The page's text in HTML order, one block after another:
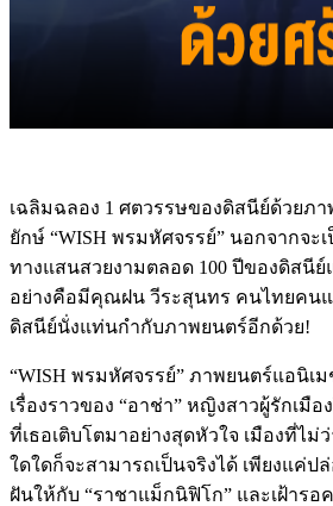
เฉลิมฉลอง 1 ศตวรรษของดิสนีย์ด้วยภ
ยักษ์ “WISH พรมหัศจรรย์” นอกจากจะ
ทางแสนสวยงามตลอด 100 ปีของดิสนีย์
อย่างคือมีคุณฝน วีระสุนทร คนไทยคนแ
ดิสนีย์นั่งแท่นกำกับภาพยนตร์อีกด้วย!
“WISH พรมหัศจรรย์” ภาพยนตร์แอนิเ
เรื่องราวของ “อาช่า” หญิงสาวผู้รักเมื
ที่เธอเติบโตมาอย่างสุดหัวใจ เมืองที่ไม่
ใดใดก็จะสามารถเป็นจริงได้ เพียงแค่ป
ฝันให้กับ “ราชาแม็กนิฟิโก” และเฝ้าร